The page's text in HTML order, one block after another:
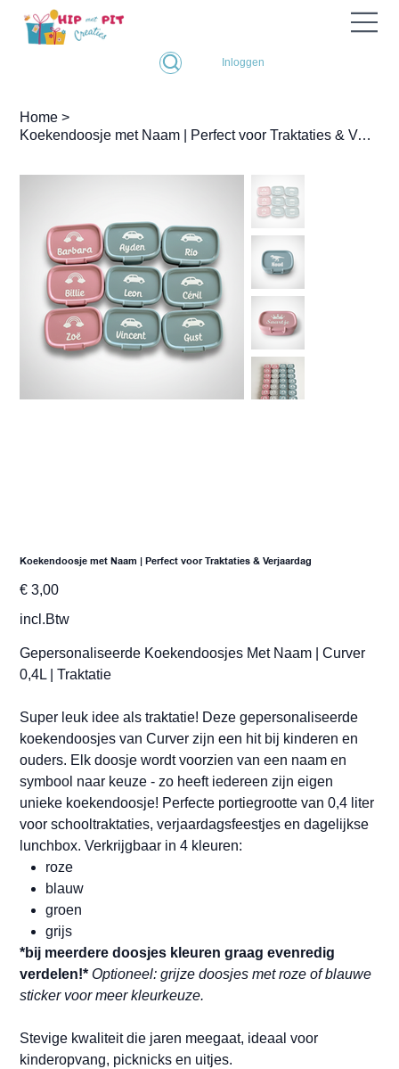
Inloggen
Home >
Koekendoosje met Naam | Perfect voor Traktaties & Verjaardag
Koekendoosje met Naam | Perfect voor Traktaties & Verjaardag
Prijs
€ 3,00
incl.Btw
Gepersonaliseerde Koekendoosjes Met Naam | Curver
0,4L | Traktatie
Super leuk idee als traktatie! Deze gepersonaliseerde
koekendoosjes van Curver zijn een hit bij kinderen en
ouders. Elk doosje wordt voorzien van een naam en
symbool naar keuze - zo heeft iedereen zijn eigen
unieke koekendoosje! Perfecte portiegrootte van 0,4 liter
voor schooltraktaties, verjaardagsfeestjes en dagelijkse
lunchbox. Verkrijgbaar in 4 kleuren:
roze
blauw
groen
grijs
*bij meerdere doosjes kleuren graag evenredig
verdelen!* Optioneel: grijze doosjes met roze of blauwe
sticker voor meer kleurkeuze.
Stevige kwaliteit die jaren meegaat, ideaal voor
kinderopvang, picknicks en uitjes.